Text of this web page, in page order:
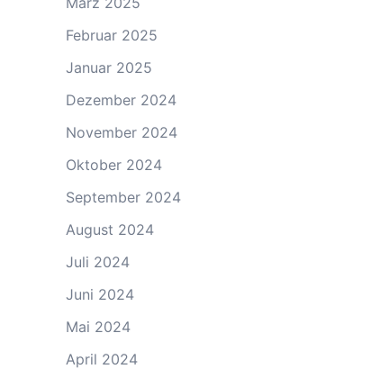
Februar 2025
Januar 2025
Dezember 2024
November 2024
Oktober 2024
September 2024
August 2024
Juli 2024
Juni 2024
Mai 2024
April 2024